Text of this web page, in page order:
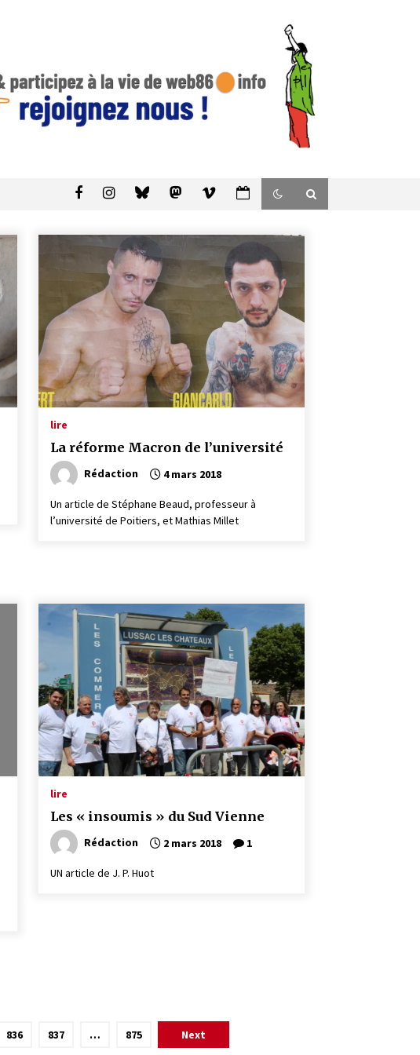
lire
La réforme Macron de l’université
Rédaction 4 mars 2018
Un article de Stéphane Beaud, professeur à
l’université de Poitiers, et Mathias Millet
lire
Les « insoumis » du Sud Vienne
Rédaction 2 mars 2018 1
UN article de J. P. Huot
836 837 … 875 Next